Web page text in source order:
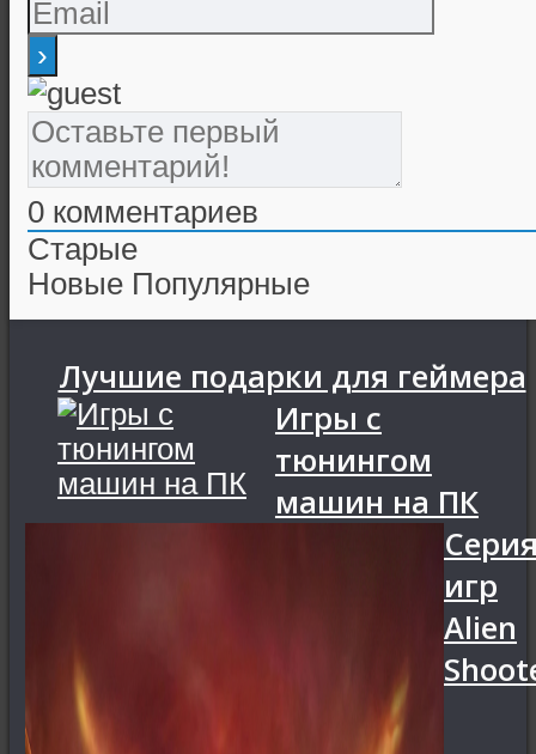
0 комментариев
Старые
Новые Популярные
Лучшие подарки для геймера
Игры с
тюнингом
машин на ПК
игр
Alien